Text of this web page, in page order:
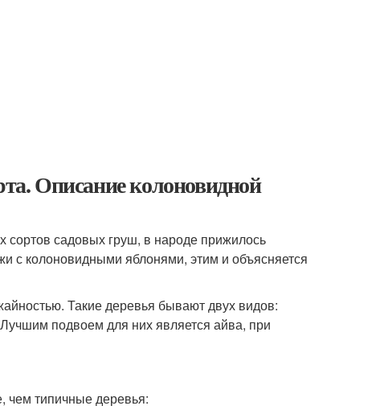
Описание колоновидной
садовых груш, в народе прижилось
с колоновидными яблонями, этим и объясняется
Такие деревья бывают двух видов:
подвоем для них является айва, при
чем типичные деревья: